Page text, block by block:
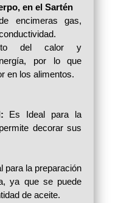
en el Sartén
encimeras gas,
del calor y
por lo que
en los alimentos.
Es Ideal para la
decorar sus
para la preparación
ya que se puede
de aceite.